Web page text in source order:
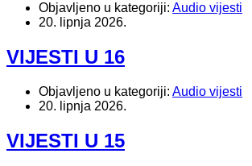
Objavljeno u kategoriji: Audio vijesti
20. lipnja 2026.
VIJESTI U 16
Objavljeno u kategoriji: Audio vijesti
20. lipnja 2026.
VIJESTI U 15